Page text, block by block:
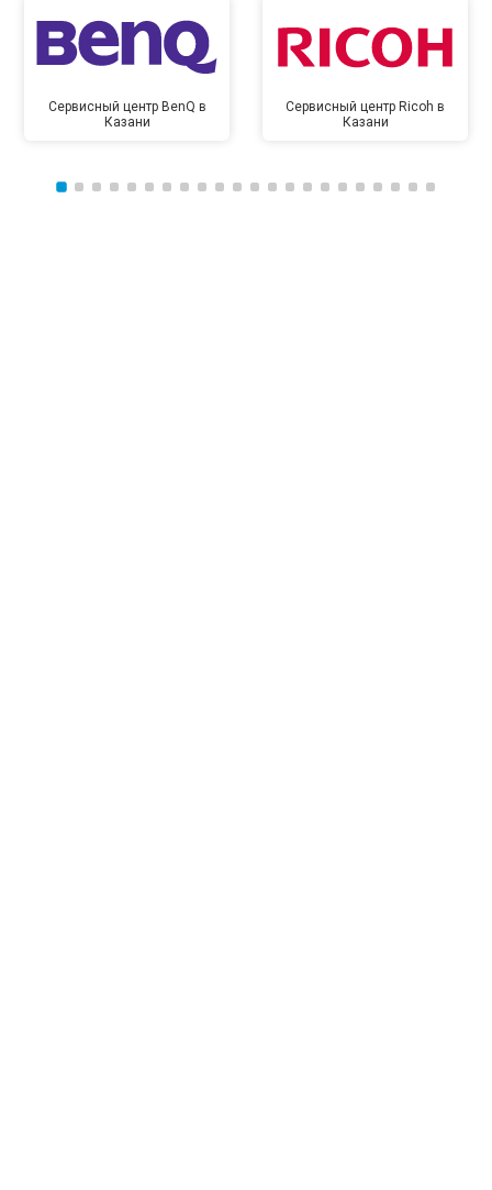
Сервисный центр BenQ в
Казани
Сервисный центр Ricoh в
Казани